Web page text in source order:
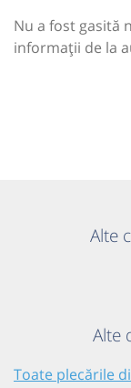
Nu a fost gasită
informații de la
Alte
Alte
Toate plecările